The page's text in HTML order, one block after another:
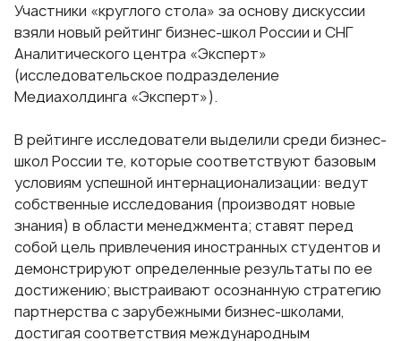
Участники «круглого стола» за основу дискуссии
взяли новый рейтинг бизнес-школ России и СНГ
Аналитического центра «Эксперт»
(исследовательское подразделение
Медиахолдинга «Эксперт»).
В рейтинге исследователи выделили среди бизнес-
школ России те, которые соответствуют базовым
условиям успешной интернационализации: ведут
собственные исследования (производят новые
знания) в области менеджмента; ставят перед
собой цель привлечения иностранных студентов и
демонстрируют определенные результаты по ее
достижению; выстраивают осознанную стратегию
партнерства с зарубежными бизнес-школами,
достигая соответствия международным